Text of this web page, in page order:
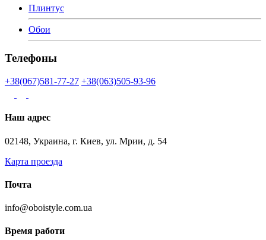
Плинтус
Обои
Телефоны
+38(067)581-77-27 +38(063)505-93-96
Наш адрес
02148, Украина, г. Киев, ул. Мрии, д. 54
Карта проезда
Почта
info@oboistyle.com.ua
Время работи